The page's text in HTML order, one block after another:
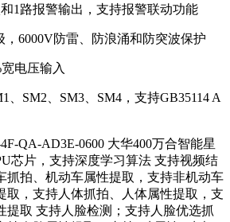
路报警输出，支持报警联动功能
6000V防雷、防浪涌和防突波保护
电压输入
SM2、SM3、SM4，支持GB35114 A
QA-AD3E-0600 大华400万合智能星
芯片，支持深度学习算法 支持视频结
抓拍、机动车属性提取，支持非机动车
取，支持人体抓拍、人体属性提取，支
提取 支持人脸检测；支持人脸优选抓